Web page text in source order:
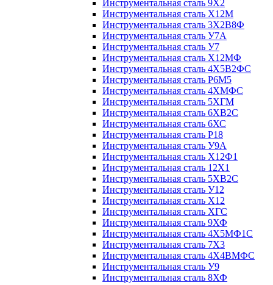
Инструментальная сталь 9Х2
Инструментальная сталь Х12М
Инструментальная сталь 3Х2В8Ф
Инструментальная сталь У7А
Инструментальная сталь У7
Инструментальная сталь Х12МФ
Инструментальная сталь 4Х5В2ФС
Инструментальная сталь Р6М5
Инструментальная сталь 4ХМФС
Инструментальная сталь 5ХГМ
Инструментальная сталь 6ХВ2С
Инструментальная сталь 6ХС
Инструментальная сталь Р18
Инструментальная сталь У9А
Инструментальная сталь Х12Ф1
Инструментальная сталь 12Х1
Инструментальная сталь 5ХВ2С
Инструментальная сталь У12
Инструментальная сталь Х12
Инструментальная сталь ХГС
Инструментальная сталь 9ХФ
Инструментальная сталь 4Х5МФ1С
Инструментальная сталь 7Х3
Инструментальная сталь 4Х4ВМФС
Инструментальная сталь У9
Инструментальная сталь 8ХФ